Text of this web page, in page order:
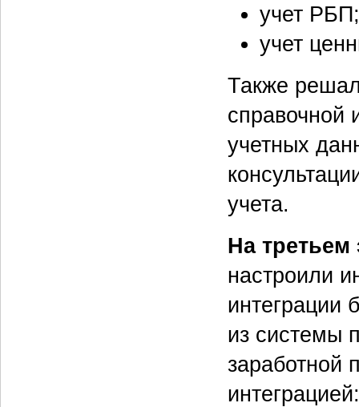
учет РБП;
учет
Также
справочной
учетных
учета.
На третьем
настроили
интеграции
из системы
заработной
интеграцией: